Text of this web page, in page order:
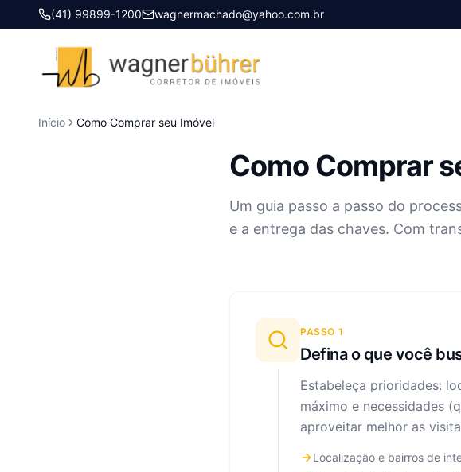
(41) 99899-1200 wagnermachado@yahoo.com.br
Início Como Comprar seu Imóvel
Como Comprar
Um guia passo a passo do
e a entrega das chaves. Com
PASSO 1
Defina o que você
Estabeleça prioridades:
máximo e necessidades
aproveitar melhor as
Localização e bairros de